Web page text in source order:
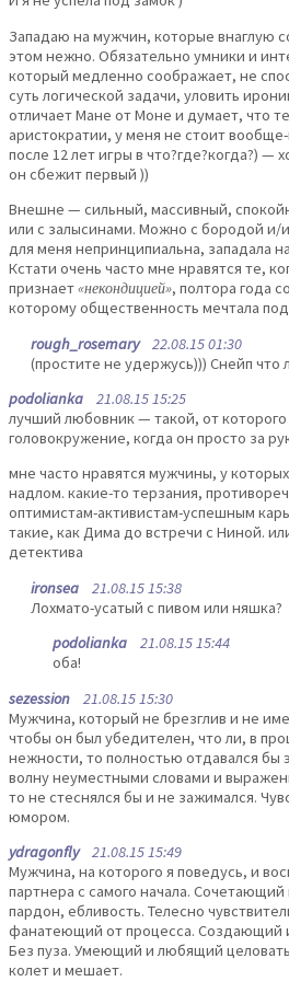
Западаю на мужчин, которые внаглую
этом нежно. Обязательно умники и
который медленно соображает, не
суть логической задачи, уловить
отличает Мане от Моне и думает, что
аристократии, у меня не стоит
после 12 лет игры в что?где?когда?) —
он сбежит первый ))
Внешне — сильный, массивный,
или с залысинами. Можно с бородой и/
для меня непринципиальна, западала
Кстати очень часто мне нравятся те,
признает«некондицией», полтора года
которому общественность мечтала
rough_rosemary22.08.15 01:30
(простите не удержусь))) Снейп что
podolianka 21.08.15 15:25
лучший любовник — такой, от
головокружение, когда он просто за
мне часто нравятся мужчины, у
надлом. какие-то терзания,
оптимистам-активистам-успешным
такие, как Дима до встречи с Ниной.
детектива
ironsea 21.08.15 15:38
Лохмато-усатый с пивом или няшка?
podolianka 21.08.15 15:44
оба!
sezession 21.08.15 15:30
Мужчина, который не брезглив и не
чтобы он был убедителен, что ли, в
нежности, то полностью отдавался бы
волну неуместными словами и
то не стеснялся бы и не зажимался.
юмором.
ydragonfly21.08.15 15:49
Мужчина, на которого я поведусь, и
партнера с самого начала. Сочетающий
пардон, ебливость. Телесно
фанатеющий от процесса.
Без пуза. Умеющий и любящий
колет и мешает.